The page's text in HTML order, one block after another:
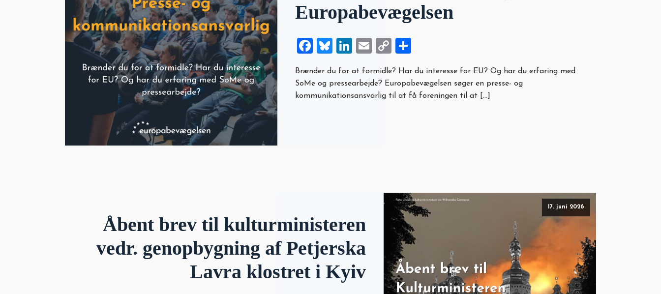
Europabevægelsen
Facebook
Bluesky
LinkedIn
EmailCopy
Brænder du for at formidle? Har du interesse for EU? Og har du erfaring med
SoMe og pressearbejde? Europabevægelsen søger en presse- og
kommunikationsansvarlig til at få foreningen til at […]
17. juni 2026
Åbent brev til kulturministeren
vedr. genopbygning af Petjerska
Lavra klostret i Kyiv